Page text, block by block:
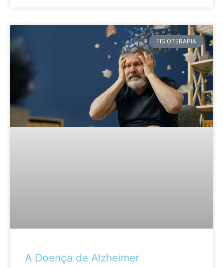
FISIOTERAPIA
A Doença de Alzheimer